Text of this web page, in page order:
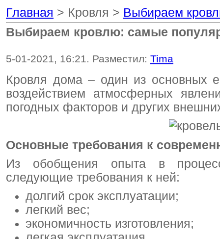
Главная > Кровля > Выбираем
Выбираем кровлю: самые
5-01-2021, 16:21. Разместил: Tima
Кровля дома – один из основных
воздействием атмосферных
погодных факторов и других
Основные требования к
Из обобщения опыта в
следующие требования к ней:
долгий срок эксплуатации;
легкий вес;
экономичность изготовления;